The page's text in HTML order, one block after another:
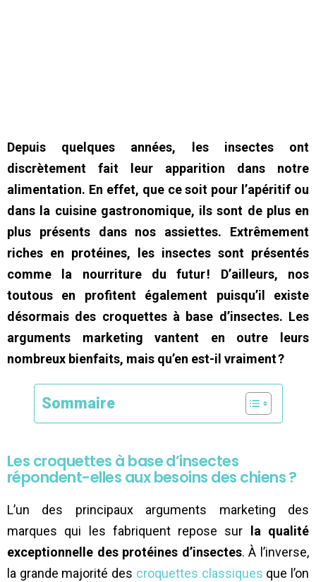
Depuis quelques années, les insectes ont
discrètement fait leur apparition dans notre
alimentation. En effet, que ce soit pour l’apéritif ou
dans la cuisine gastronomique, ils sont de plus en
plus présents dans nos assiettes. Extrêmement
riches en protéines, les insectes sont présentés
comme la nourriture du futur ! D’ailleurs, nos
toutous en profitent également puisqu’il existe
désormais des croquettes à base d’insectes. Les
arguments marketing vantent en outre leurs
nombreux bienfaits, mais qu’en est-il vraiment ?
Sommaire
Les croquettes à base d’insectes
répondent-elles aux besoins des chiens ?
L’un des principaux arguments marketing des
marques qui les fabriquent repose sur la qualité
exceptionnelle des protéines d’insectes. À l’inverse,
la grande majorité des croquettes classiques que l’on